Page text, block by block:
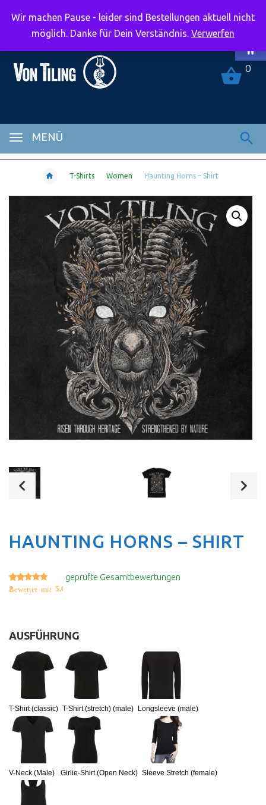
MENÜ
0
T-Shirts Women Haunting Horns – Shirt
HAUNTING HORNS – SHIRT
Bewertet mit 5.00
2
geprüfte Gesamtbewertungen
AUSFÜHRUNG
T-Shirt (classic) T-Shirt (stretch) (male) Longsleeve (male)
V-Neck (Male) Girlie-Shirt (Open Neck) Sleeve Stretch (female)
Wir machen Pause - leider sind Bestellungen aktuell nicht
möglich. Danke für Dein Verständnis. Verwerfen